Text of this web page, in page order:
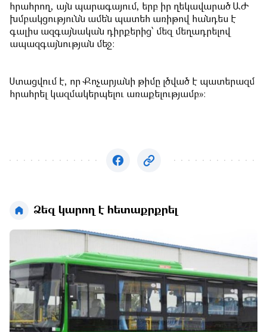
հրահրող, այն պարագայում, երբ իր ղեկավարած ԱԺ
խմբակցությունն ամեն պատեհ առիթով հանդես է
գալիս ազգայնական դիրքերից՝ մեզ մեղադրելով
ապազգայնության մեջ:
Ստացվում է, որ Քոչարյանի թիմը լծված է պատերազմ
հրահրել կազմակերպելու առաքելությամբ»։
Ձեզ կարող է հետաքրքրել